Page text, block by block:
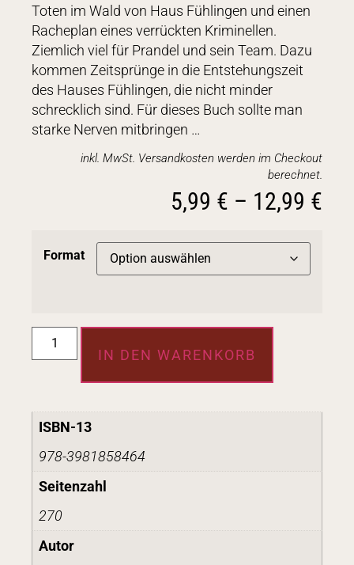
Toten im Wald von Haus Fühlingen und einen
Racheplan eines verrückten Kriminellen.
Ziemlich viel für Prandel und sein Team. Dazu
kommen Zeitsprünge in die Entstehungszeit
des Hauses Fühlingen, die nicht minder
schrecklich sind. Für dieses Buch sollte man
starke Nerven mitbringen …
inkl. MwSt. Versandkosten werden im Checkout
berechnet.
5,99 € – 12,99 €
Format
IN DEN WARENKORB
ISBN-13
978-3981858464
Seitenzahl
270
Autor